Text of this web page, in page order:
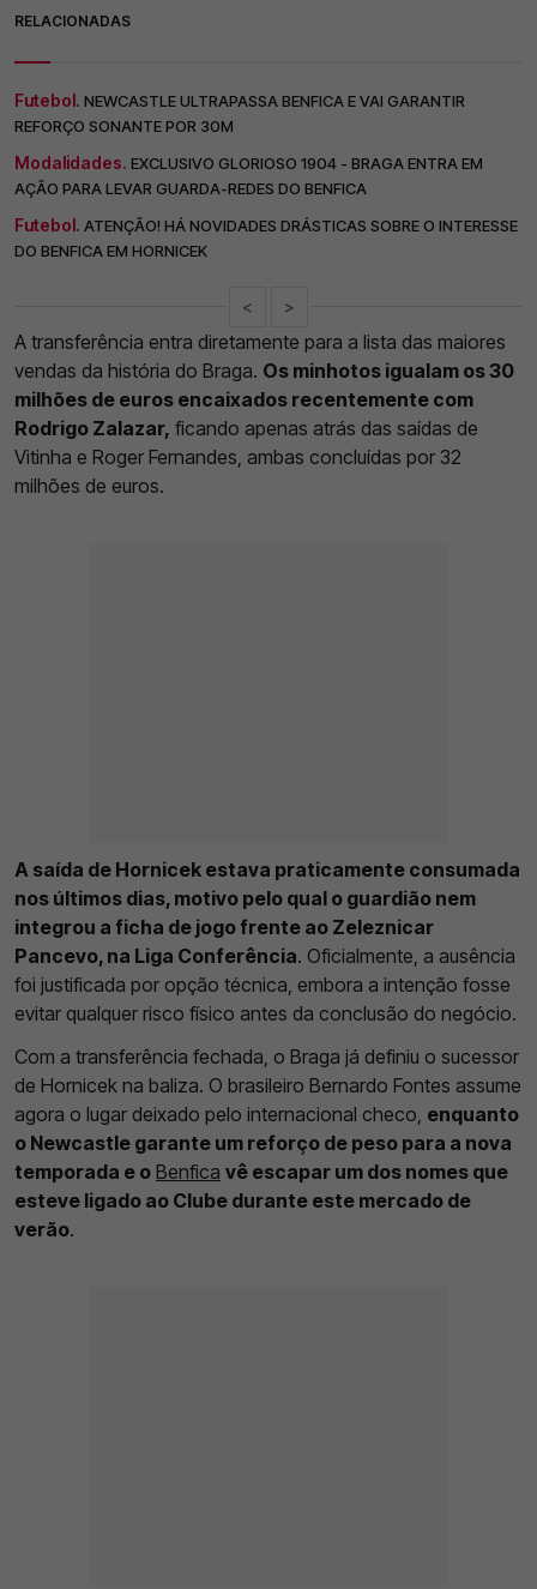
RELACIONADAS
Futebol. NEWCASTLE ULTRAPASSA BENFICA E VAI GARANTIR
REFORÇO SONANTE POR 30M
Modalidades. EXCLUSIVO GLORIOSO 1904 - BRAGA ENTRA EM
AÇÃO PARA LEVAR GUARDA-REDES DO BENFICA
Futebol. ATENÇÃO! HÁ NOVIDADES DRÁSTICAS SOBRE O INTERESSE
DO BENFICA EM HORNICEK
< >
A transferência entra diretamente para a lista das maiores
vendas da história do Braga. Os minhotos igualam os 30
milhões de euros encaixados recentemente com
Rodrigo Zalazar, ficando apenas atrás das saídas de
Vitinha e Roger Fernandes, ambas concluídas por 32
milhões de euros.
A saída de Hornicek estava praticamente consumada
nos últimos dias, motivo pelo qual o guardião nem
integrou a ficha de jogo frente ao Zeleznicar
Pancevo, na Liga Conferência. Oficialmente, a ausência
foi justificada por opção técnica, embora a intenção fosse
evitar qualquer risco físico antes da conclusão do negócio.
Com a transferência fechada, o Braga já definiu o sucessor
de Hornicek na baliza. O brasileiro Bernardo Fontes assume
agora o lugar deixado pelo internacional checo, enquanto
o Newcastle garante um reforço de peso para a nova
temporada e o Benfica vê escapar um dos nomes que
esteve ligado ao Clube durante este mercado de
verão.